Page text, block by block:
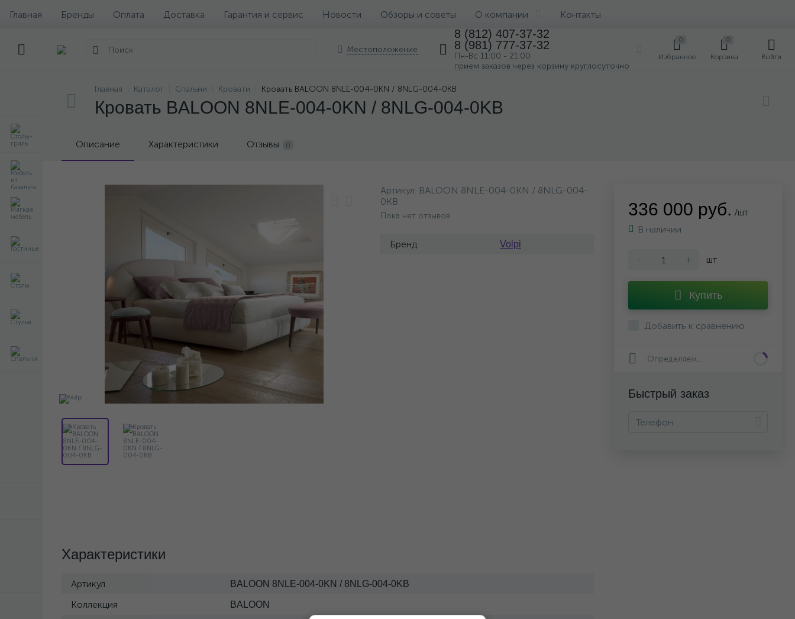
Главная Бренды Оплата Доставка Гарантия и сервис Новости Обзоры и советы О компании Контакты
Местоположение
8 (812) 407-37-32
8 (981) 777-37-32
Пн-Вс 11:00 - 21:00
прием заказов через корзину круглосуточно
0
Избранное
0
Корзина Войти
Главная Каталог Спальни Кровати Кровать BALOON 8NLE-004-0KN / 8NLG-004-0KB
Кровать BALOON 8NLE-004-0KN / 8NLG-004-0KB
Описание Характеристики Отзывы 0
Артикул: BALOON 8NLE-004-0KN / 8NLG-004-
0KB
Пока нет отзывов
Бренд Volpi
Характеристики
Артикул BALOON 8NLE-004-0KN / 8NLG-004-0KB
Коллекция BALOON
336 000 руб. /шт
В наличии
- + шт
Купить
Добавить к сравнению
Определяем...
Быстрый заказ